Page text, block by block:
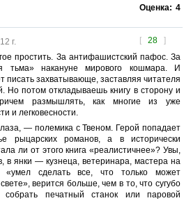
Оценка: 4
[ 28 ]
г.
простить. За антифашистский пафос. За
тьма» накануне мирового кошмара. И
писать захватывающе, заставляя читателя
Но потом откладываешь книгу в сторону и
размышлять, как многие из уже
и легковесности.
— полемика с Твеном. Герой попадает
рыцарских романов, а в исторически
ли от этого книга «реалистичнее»? Увы,
в янки — кузнеца, ветеринара, мастера на
«умел сделать все, что только может
верится больше, чем в то, что сугубо
собрать печатный станок или паровой